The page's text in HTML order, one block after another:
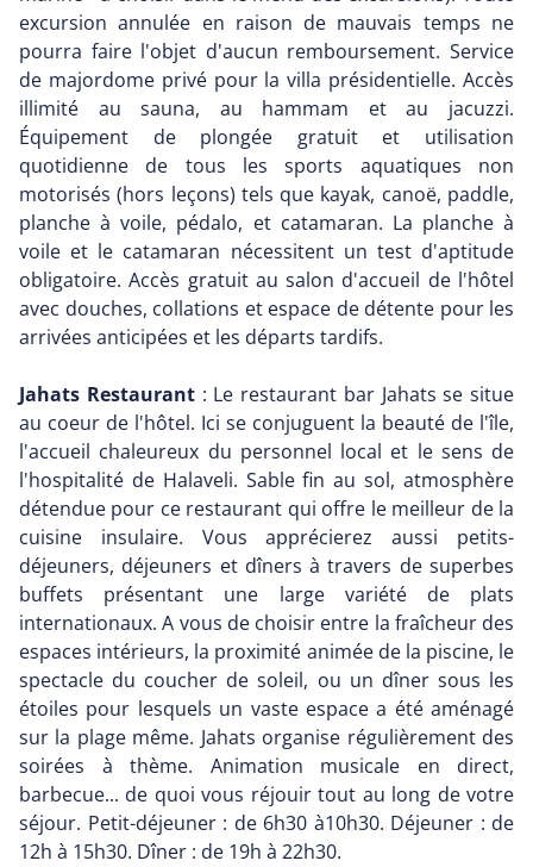
excursion annulée en raison de mauvais temps ne
pourra faire l'objet d'aucun remboursement. Service
de majordome privé pour la villa présidentielle. Accès
illimité au sauna, au hammam et au jacuzzi.
Équipement de plongée gratuit et utilisation
quotidienne de tous les sports aquatiques non
motorisés (hors leçons) tels que kayak, canoë, paddle,
planche à voile, pédalo, et catamaran. La planche à
voile et le catamaran nécessitent un test d'aptitude
obligatoire. Accès gratuit au salon d'accueil de l'hôtel
avec douches, collations et espace de détente pour les
arrivées anticipées et les départs tardifs.
Jahats Restaurant: Le restaurant bar Jahats se situe
au coeur de l'hôtel. Ici se conjuguent la beauté de l'île,
l'accueil chaleureux du personnel local et le sens de
l'hospitalité de Halaveli. Sable fin au sol, atmosphère
détendue pour ce restaurant qui offre le meilleur de la
cuisine insulaire. Vous apprécierez aussi petits-
déjeuners, déjeuners et dîners à travers de superbes
buffets présentant une large variété de plats
internationaux. A vous de choisir entre la fraîcheur des
espaces intérieurs, la proximité animée de la piscine, le
spectacle du coucher de soleil, ou un dîner sous les
étoiles pour lesquels un vaste espace a été aménagé
sur la plage même. Jahats organise régulièrement des
soirées à thème. Animation musicale en direct,
barbecue... de quoi vous réjouir tout au long de votre
séjour. Petit-déjeuner : de 6h30 à10h30. Déjeuner : de
12h à 15h30. Dîner : de 19h à 22h30.